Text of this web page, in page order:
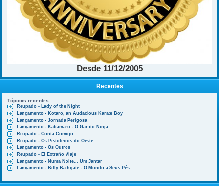
Desde 11/12/2005
Recentes
Tópicos recentes
Reupado - Lady of the Night
Lançamento - Kotaro, an Audacious Karate Boy
Lançamento - Jornada Perigosa
Lançamento - Kabamaru - O Garoto Ninja
Reupado - Conta Comigo
Reupado - Os Pistoleiros do Oeste
Lançamento - Os Outros
Reupado - El Extraño Viaje
Lançamento - Numa Noite... Um Jantar
Lançamento - Billy Bathgate - O Mundo a Seus Pés